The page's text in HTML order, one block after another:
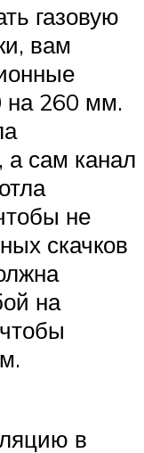
газовую
вам
на 260 мм.
сам канал
не
скачков
на
в